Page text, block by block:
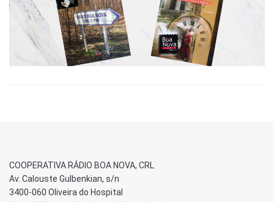
COOPERATIVA RÁDIO BOA NOVA, CRL
Av. Calouste Gulbenkian, s/n
3400-060 Oliveira do Hospital